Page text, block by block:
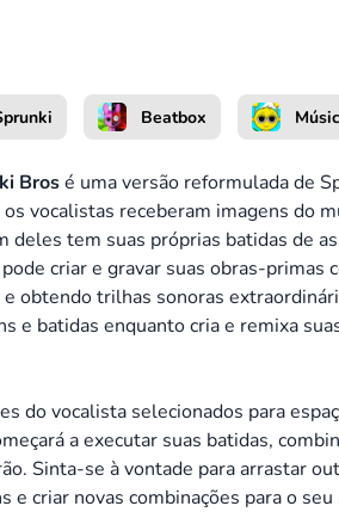
Beatbox
Brosé uma versão reformulada de
vocalistas receberam imagens do
deles tem suas próprias batidas de
criar e gravar suas obras-primas
e obtendo trilhas sonoras
e batidas enquanto cria e remixa
do vocalista selecionados para
a executar suas batidas,
Sinta-se à vontade para arrastar
e criar novas combinações para o